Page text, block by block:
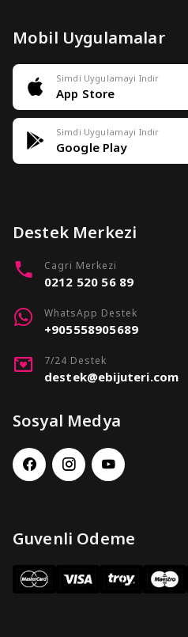
Mobil Uygulamalar
Simdi Uygulamayi Indir
App Store
Simdi Uygulamayi Indir
Google Play
Destek Merkezi
Cagri Merkezi
0212 520 56 89
WhatsApp Destek
+905558905689
7/24 Destek
destek@ebijuteri.com
Sosyal Medya
Guvenli Odeme